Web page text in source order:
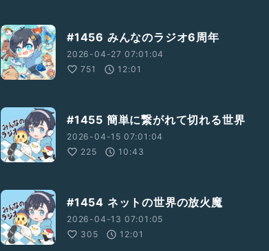
#1456 みんなのラジオ6周年
2026-04-27 07:01:04
751
12:01
#1455 簡単に繋がれて切れる世界
2026-04-15 07:01:04
225
10:43
#1454 ネットの世界の放火魔
2026-04-13 07:01:05
305
12:01